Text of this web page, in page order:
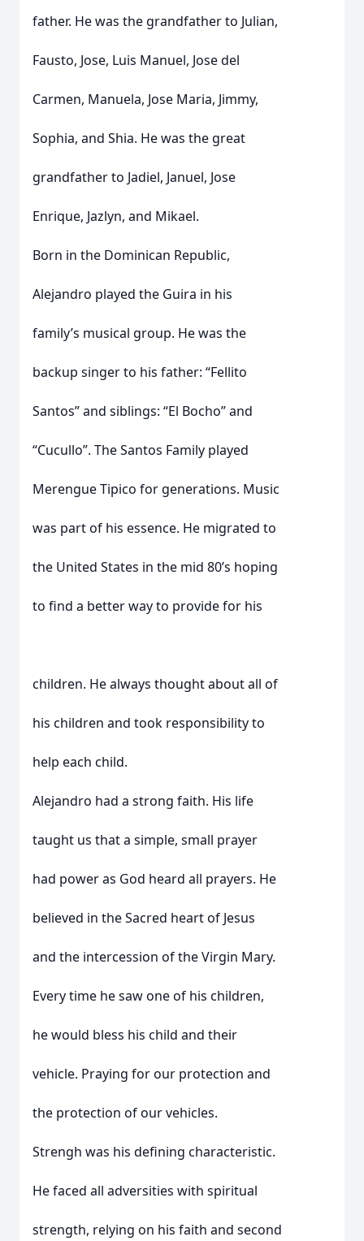
father. He was the grandfather to Julian,
Fausto, Jose, Luis Manuel, Jose del
Carmen, Manuela, Jose Maria, Jimmy,
Sophia, and Shia. He was the great
grandfather to Jadiel, Januel, Jose
Enrique, Jazlyn, and Mikael.
Born in the Dominican Republic,
Alejandro played the Guira in his
family’s musical group. He was the
backup singer to his father: “Fellito
Santos” and siblings: “El Bocho” and
“Cucullo”. The Santos Family played
Merengue Tipico for generations. Music
was part of his essence. He migrated to
the United States in the mid 80’s hoping
to find a better way to provide for his
children. He always thought about all of
his children and took responsibility to
help each child.
Alejandro had a strong faith. His life
taught us that a simple, small prayer
had power as God heard all prayers. He
believed in the Sacred heart of Jesus
and the intercession of the Virgin Mary.
Every time he saw one of his children,
he would bless his child and their
vehicle. Praying for our protection and
the protection of our vehicles.
Strengh was his defining characteristic.
He faced all adversities with spiritual
strength, relying on his faith and second